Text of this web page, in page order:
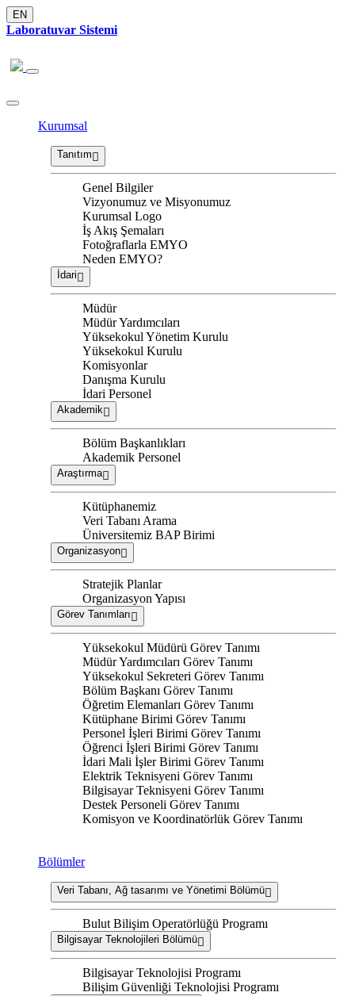
EN
Laboratuvar Sistemi
Kurumsal
Tanıtım
Genel Bilgiler
Vizyonumuz ve Misyonumuz
Kurumsal Logo
İş Akış Şemaları
Fotoğraflarla EMYO
Neden EMYO?
İdari
Müdür
Müdür Yardımcıları
Yüksekokul Yönetim Kurulu
Yüksekokul Kurulu
Komisyonlar
Danışma Kurulu
İdari Personel
Akademik
Bölüm Başkanlıkları
Akademik Personel
Araştırma
Kütüphanemiz
Veri Tabanı Arama
Üniversitemiz BAP Birimi
Organizasyon
Stratejik Planlar
Organizasyon Yapısı
Görev Tanımları
Yüksekokul Müdürü Görev Tanımı
Müdür Yardımcıları Görev Tanımı
Yüksekokul Sekreteri Görev Tanımı
Bölüm Başkanı Görev Tanımı
Öğretim Elemanları Görev Tanımı
Kütüphane Birimi Görev Tanımı
Personel İşleri Birimi Görev Tanımı
Öğrenci İşleri Birimi Görev Tanımı
İdari Mali İşler Birimi Görev Tanımı
Elektrik Teknisyeni Görev Tanımı
Bilgisayar Teknisyeni Görev Tanımı
Destek Personeli Görev Tanımı
Komisyon ve Koordinatörlük Görev Tanımı
Bölümler
Veri Tabanı, Ağ tasarımı ve Yönetimi Bölümü
Bulut Bilişim Operatörlüğü Programı
Bilgisayar Teknolojileri Bölümü
Bilgisayar Teknolojisi Programı
Bilişim Güvenliği Teknolojisi Programı